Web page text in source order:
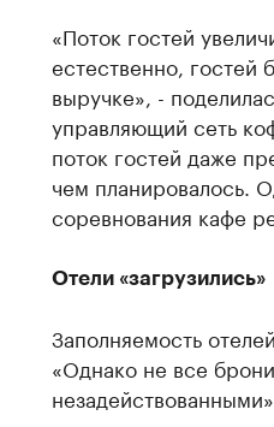
«Поток гостей
естественно, гостей
выручке», -
управляющий сеть
поток гостей даже
чем планировалось.
соревнования кафе
Отели «загрузились»
Заполняемость
«Однако не все